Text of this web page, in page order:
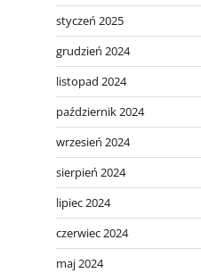
styczeń 2025
grudzień 2024
listopad 2024
październik 2024
wrzesień 2024
sierpień 2024
lipiec 2024
czerwiec 2024
maj 2024